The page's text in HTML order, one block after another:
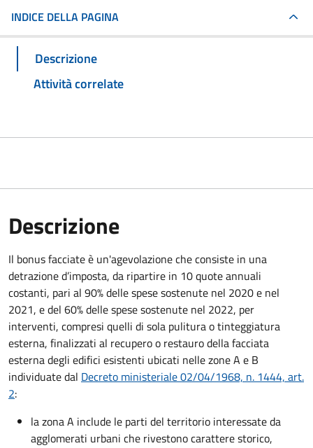
INDICE DELLA PAGINA
Descrizione
Attività correlate
Descrizione
Il bonus facciate è un'agevolazione che consiste in una
detrazione d’imposta, da ripartire in 10 quote annuali
costanti, pari al 90% delle spese sostenute nel 2020 e nel
2021, e del 60% delle spese sostenute nel 2022, per
interventi, compresi quelli di sola pulitura o tinteggiatura
esterna, finalizzati al recupero o restauro della facciata
esterna degli edifici esistenti ubicati nelle zone A e B
individuate dal Decreto ministeriale 02/04/1968, n. 1444, art.
2:
la zona A include le parti del territorio interessate da
agglomerati urbani che rivestono carattere storico,